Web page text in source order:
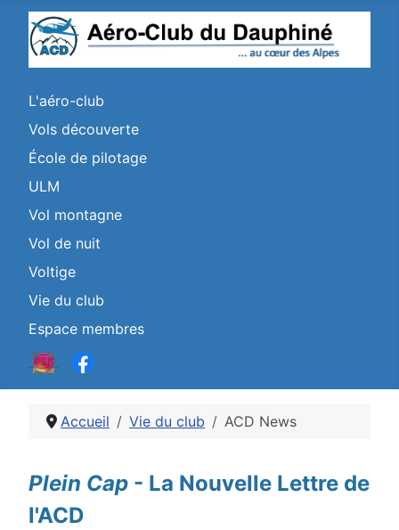
L'aéro-club
Vols découverte
École de pilotage
ULM
Vol montagne
Vol de nuit
Voltige
Vie du club
Espace membres
Accueil Vie du club ACD News
Détails
Plein Cap - La Nouvelle Lettre de
l'ACD